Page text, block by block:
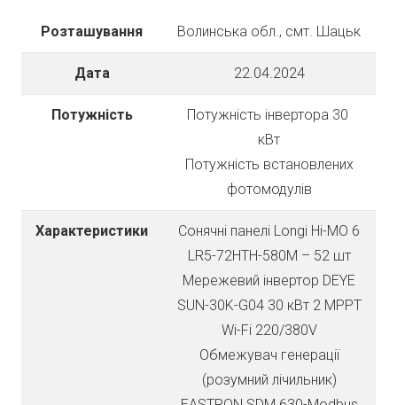
Розташування Волинська обл., смт. Шацьк
Дата 22.04.2024
Потужність
Потужність інвертора 30
кВт
Потужність встановлених
фотомодулів
Характеристики
Сонячні панелі Longi Hi-MO 6
LR5-72HTH-580M – 52 шт
Мережевий інвертор DEYE
SUN-30K-G04 30 кВт 2 MPPT
Wi-Fi 220/380V
Обмежувач генерації
(розумний лічильник)